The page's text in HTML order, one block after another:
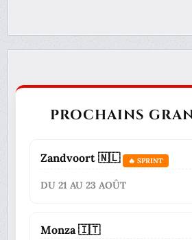
PROCHAINS
Zandvoort 🇳🇱 🔥 SPRINT
DU 21 AU 23 AOÛT
Monza 🇮🇹